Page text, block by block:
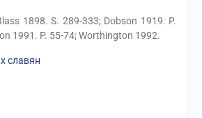
1898. S. 289-333; Dobson 1919. P.
1991. P. 55-74; Worthington 1992.
славян